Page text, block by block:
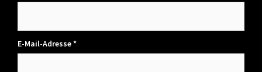
E-Mail-Adresse*